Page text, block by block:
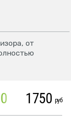
от
1750 руб